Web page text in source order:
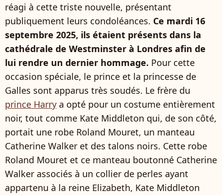
réagi à cette triste nouvelle, présentant
publiquement leurs condoléances. Ce mardi 16
septembre 2025, ils étaient présents dans la
cathédrale de Westminster à Londres afin de
lui rendre un dernier hommage. Pour cette
occasion spéciale, le prince et la princesse de
Galles sont apparus très soudés. Le frère du
prince Harry a opté pour un costume entièrement
noir, tout comme Kate Middleton qui, de son côté,
portait une robe Roland Mouret, un manteau
Catherine Walker et des talons noirs. Cette robe
Roland Mouret et ce manteau boutonné Catherine
Walker associés à un collier de perles ayant
appartenu à la reine Elizabeth, Kate Middleton